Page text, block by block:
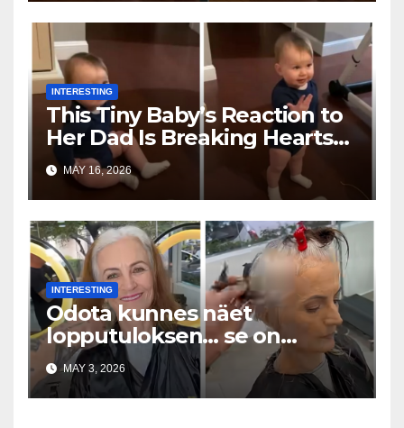
INTERESTING
This Tiny Baby’s Reaction to
Her Dad Is Breaking Hearts
Everywhere
MAY 16, 2026
INTERESTING
Odota kunnes näet
lopputuloksen… se on
uskomaton
MAY 3, 2026